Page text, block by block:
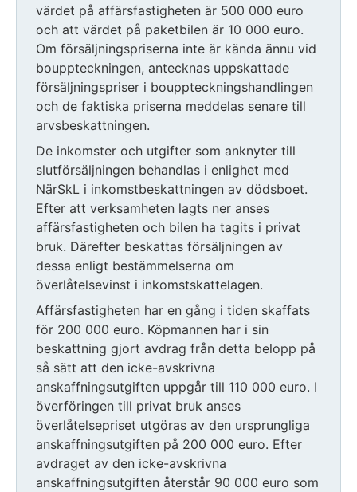
värdet på affärsfastigheten är 500 000 euro
och att värdet på paketbilen är 10 000 euro.
Om försäljningspriserna inte är kända ännu vid
bouppteckningen, antecknas uppskattade
försäljningspriser i bouppteckningshandlingen
och de faktiska priserna meddelas senare till
arvsbeskattningen.
De inkomster och utgifter som anknyter till
slutförsäljningen behandlas i enlighet med
NärSkL i inkomstbeskattningen av dödsboet.
Efter att verksamheten lagts ner anses
affärsfastigheten och bilen ha tagits i privat
bruk. Därefter beskattas försäljningen av
dessa enligt bestämmelserna om
överlåtelsevinst i inkomstskattelagen.
Affärsfastigheten har en gång i tiden skaffats
för 200 000 euro. Köpmannen har i sin
beskattning gjort avdrag från detta belopp på
så sätt att den icke-avskrivna
anskaffningsutgiften uppgår till 110 000 euro. I
överföringen till privat bruk anses
överlåtelsepriset utgöras av den ursprungliga
anskaffningsutgiften på 200 000 euro. Efter
avdraget av den icke-avskrivna
anskaffningsutgiften återstår 90 000 euro som